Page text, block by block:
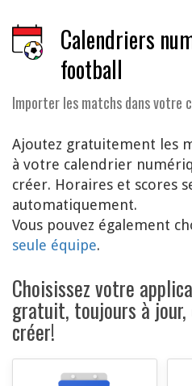
Calendriers
football
Importer les matchs dans votre
Ajoutez gratuitement les
à votre calendrier
créer. Horaires et scores
automatiquement.
Vous pouvez également
seule équipe.
Choisissez votre
gratuit, toujours à
créer!